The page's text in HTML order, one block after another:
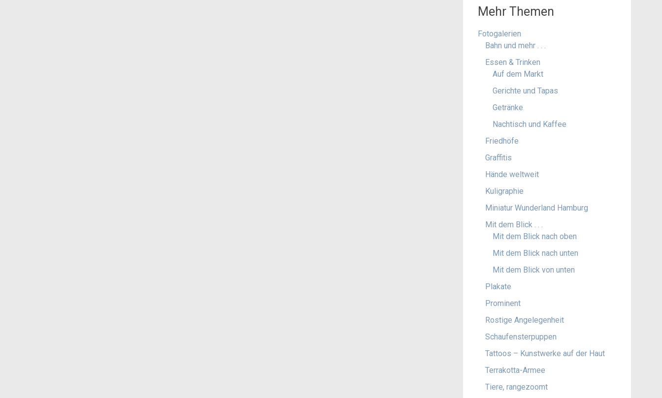
Mehr Themen
Fotogalerien
Bahn und mehr . . .
Essen & Trinken
Auf dem Markt
Gerichte und Tapas
Getränke
Nachtisch und Kaffee
Friedhöfe
Graffitis
Hände weltweit
Kuligraphie
Miniatur Wunderland Hamburg
Mit dem Blick . . .
Mit dem Blick nach oben
Mit dem Blick nach unten
Mit dem Blick von unten
Plakate
Prominent
Rostige Angelegenheit
Schaufensterpuppen
Tattoos – Kunstwerke auf der Haut
Terrakotta-Armee
Tiere, rangezoomt